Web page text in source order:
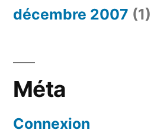
décembre 2007 (1)
Méta
Connexion